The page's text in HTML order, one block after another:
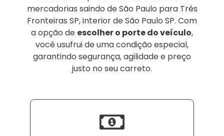
mercadorias saindo de São Paulo para Três
Fronteiras SP, interior de São Paulo SP. Com
a opção de escolher o porte do veículo,
você usufrui de uma condição especial,
garantindo segurança, agilidade e preço
justo no seu carreto.